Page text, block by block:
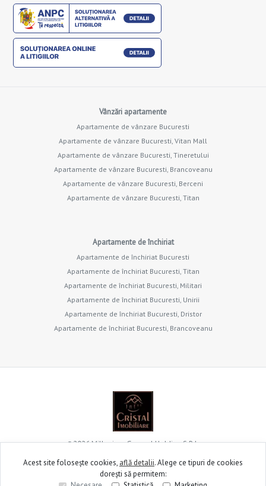
Vânzări apartamente
Apartamente de vânzare Bucuresti
Apartamente de vânzare Bucuresti, Vitan Mall
Apartamente de vânzare Bucuresti, Tineretului
Apartamente de vânzare Bucuresti, Brancoveanu
Apartamente de vânzare Bucuresti, Berceni
Apartamente de vânzare Bucuresti, Titan
Apartamente de închiriat
Apartamente de închiriat Bucuresti
Apartamente de închiriat Bucuresti, Titan
Apartamente de închiriat Bucuresti, Militari
Apartamente de închiriat Bucuresti, Unirii
Apartamente de închiriat Bucuresti, Dristor
Apartamente de închiriat Bucuresti, Brancoveanu
©2026Millenium General Holding S.R.L.
Site creat în
Acest site folosește cookies, află detalii.Alege ce tipuri de cookies
dorești să permitem: